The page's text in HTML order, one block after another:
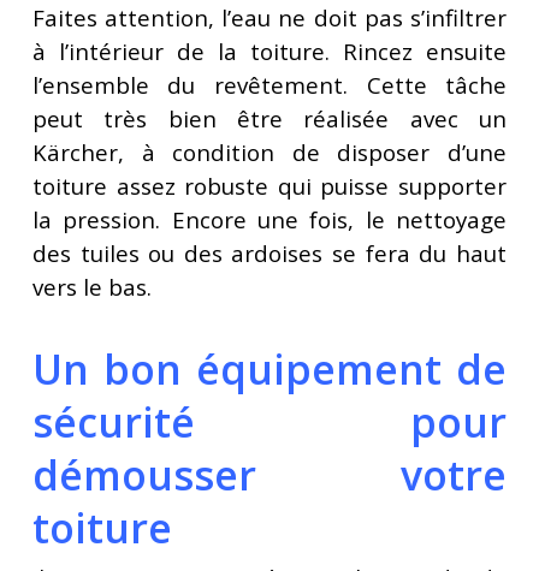
Faites attention, l’eau ne doit pas s’infiltrer
à l’intérieur de la toiture. Rincez ensuite
l’ensemble du revêtement. Cette tâche
peut très bien être réalisée avec un
Kärcher, à condition de disposer d’une
toiture assez robuste qui puisse supporter
la pression. Encore une fois, le nettoyage
des tuiles ou des ardoises se fera du haut
vers le bas.
Un bon équipement de
sécurité pour
démousser votre
toiture